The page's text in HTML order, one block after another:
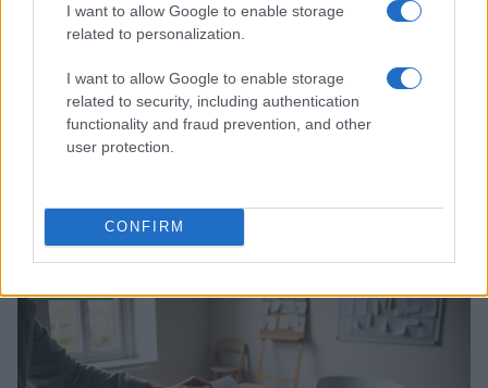
I want to allow Google to enable storage
related to personalization.
I want to allow Google to enable storage
related to security, including authentication
functionality and fraud prevention, and other
user protection.
CONFIRM
ESG: performance e rischio